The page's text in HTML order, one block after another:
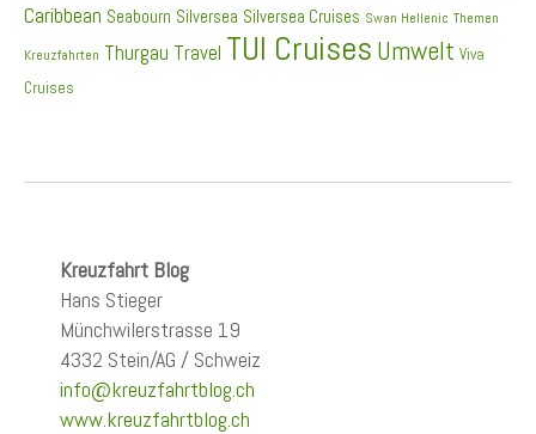
Caribbean Seabourn Silversea Silversea Cruises Swan Hellenic Themen
Kreuzfahrten Thurgau Travel TUI Cruises Umwelt Viva
Cruises
Kreuzfahrt Blog
Hans Stieger
Münchwilerstrasse 19
4332 Stein/AG / Schweiz
info@kreuzfahrtblog.ch
www.kreuzfahrtblog.ch